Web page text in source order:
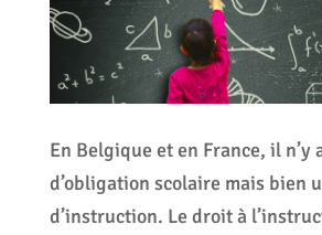
En Belgique et en France, il n’y
d’obligation scolaire mais bien
d’instruction. Le droit à